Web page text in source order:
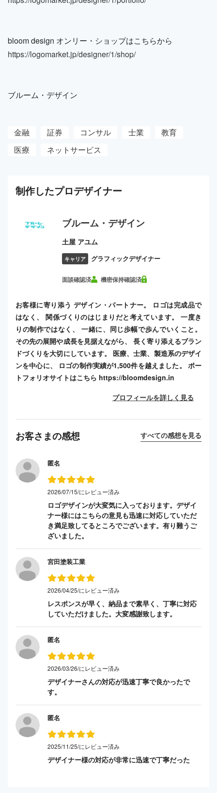
bloom design オンリー・ショップはこちらから
https://logomarket.jp/designer/1/shop/
ブルーム・デザイン
金融 証券 コンサル 士業
教育
医療
ネットサービス
制作したプロデザイナー
ブルーム・デザイン
土屋 アユム
キャリア グラフィックデザイナー
面談確認済 機密保持確認済
お客様に寄り添う デザイン・パートナー。 ロゴは完成品で
はなく、 関係づくりのはじまりだと考えています。 一度き
りの制作ではなく、 一緒に、同じ歩幅で歩んでいくこと。
その先の展開や成長を見据えながら、 長く寄り添えるブラン
ドづくりを大切にしています。 医療、士業、製造系のデザイ
ンを中心に、 ロゴの制作実績が1,500件を越えました。 ポー
トフォリオサイトはこちら https://bloomdesign.in
プロフィールを詳しく見る
お客さまの感想 すべての感想を見る
匿名
2026/07/15/にレビュー済み
ロゴデザインが大変気に入っております。デザイ
ナー様にはこちらの意見も迅速に対応していただ
き満足致してるところでございます。有り難うご
ざいました。
宮田塗装工業
2026/04/25/にレビュー済み
レスポンスが早く、納品まで素早く、丁寧に対応
していただけました。大変感謝致します。
匿名
2026/03/26/にレビュー済み
デザイナーさんの対応が迅速丁寧で良かったで
す。
匿名
2025/11/25/にレビュー済み
デザイナー様の対応が非常に迅速で丁寧だった